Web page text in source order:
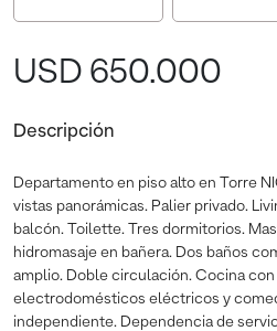
USD 650.000
Descripción
Departamento en piso alto en Torre
vistas panorámicas. Palier privado.
balcón. Toilette. Tres dormitorios.
hidromasaje en bañera. Dos baños
amplio. Doble circulación. Cocina con
electrodomésticos eléctricos y
independiente. Dependencia de